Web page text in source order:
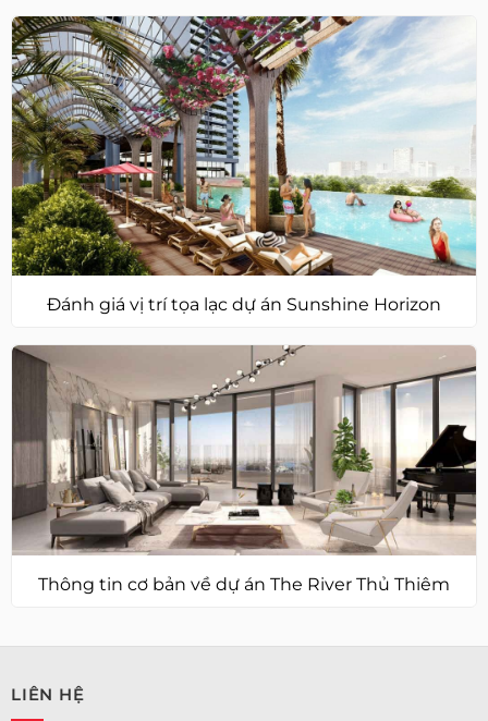
Đánh giá vị trí tọa lạc dự án Sunshine Horizon
Thông tin cơ bản về dự án The River Thủ Thiêm
LIÊN HỆ